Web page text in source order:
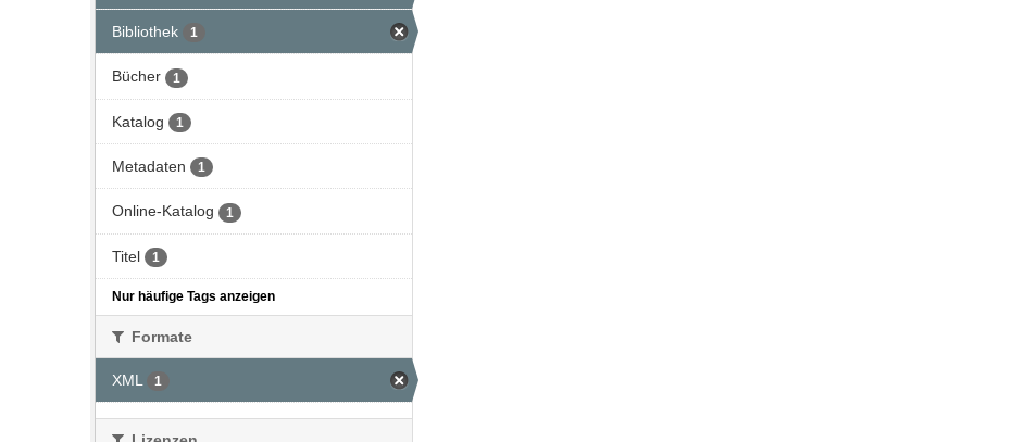
Bibliothek 1
Bücher 1
Katalog 1
Metadaten 1
Online-Katalog 1
Titel 1
Nur häufige Tags anzeigen
Formate
XML 1